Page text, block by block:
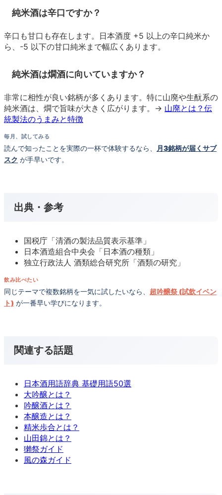
純米酒は辛口ですか？
辛口も甘口も存在します。日本酒度 +5 以上の辛口純米か
ら、-5 以下の甘口純米まで幅広くあります。
純米酒は燗酒に向いていますか？
非常に相性が良い銘柄が多くあります。特に山廃や生酛系の
純米酒は、燗で旨味が大きく広がります。→ 山廃とは？伝
統製法のうまみと特徴
毎月、試してみる
読んで知ったことを実際の一杯で体験するなら、
月3銘柄が届くサブ
スク が手早いです。
出典・参考
国税庁「清酒の製法品質表示基準」
日本酒造組合中央会「日本酒の種類」
独立行政法人 酒類総合研究所「酒類の研究」
飲み比べたい
同じテーマで複数銘柄を一気に試したいなら、 超吟醸祭 (試飲イベン
ト) が一番早い学びになります。
関連する話題
日本酒用語辞典 基礎用語50選
大吟醸とは？
吟醸酒とは？
本醸造とは？
精米歩合とは？
山田錦とは？
獺祭ガイド
風の森ガイド